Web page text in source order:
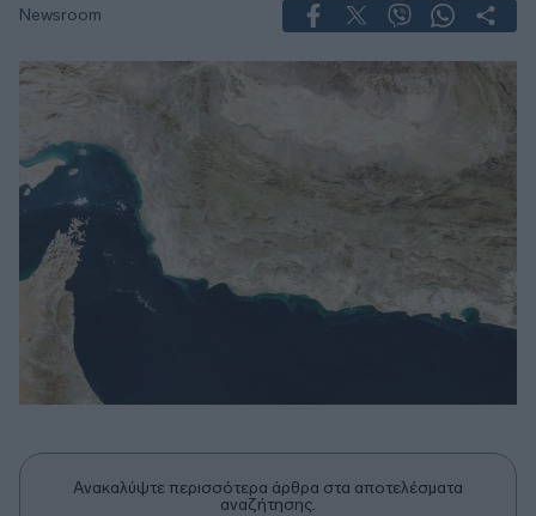
Newsroom
Ανακαλύψτε περισσότερα άρθρα στα αποτελέσματα
αναζήτησης.